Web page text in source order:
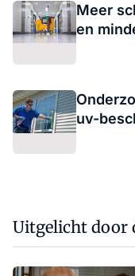
Meer
en
uv-
Uitgelicht door